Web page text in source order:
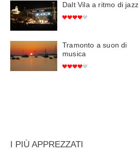
Dalt Vila a ritmo di jazz
Tramonto a suon di
musica
I PIÙ APPREZZATI